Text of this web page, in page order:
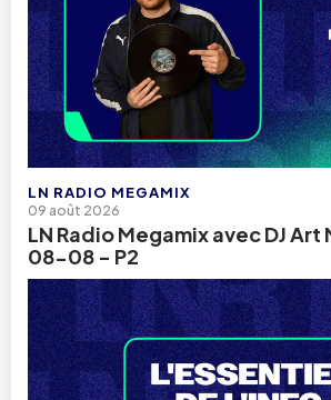
LN RADIO MEGAMIX
09 août 2026
LN Radio Megamix avec DJ
08-08 - P2